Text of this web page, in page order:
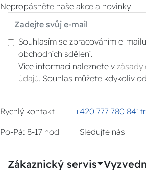
Nepropásněte naše akce a novinky
Souhlasím se zpracováním e-
obchodních sdělení.
Více informací naleznete v zásady
údajů . Souhlas můžete kdykoliv
Rychlý kontakt +420 777 780 841
Po-Pá: 8-17 hod
Sledujte nás
Zákaznický servis